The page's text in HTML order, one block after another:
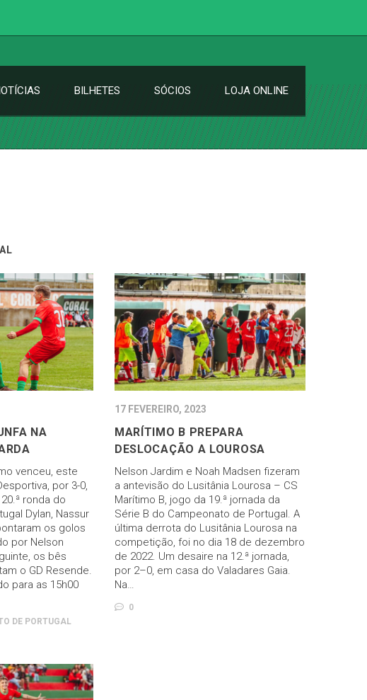
BILHETES SÓCIOS LOJA ONLINE
NA
venceu, este
por 3-0,
ronda do
Dylan, Nassur
os golos
por Nelson
os bês
o GD Resende.
para as 15h00
DE PORTUGAL
17 FEVEREIRO, 2023
MARÍTIMO B PREPARA
DESLOCAÇÃO A LOUROSA
Nelson Jardim e Noah Madsen fizeram
a antevisão do Lusitânia Lourosa – CS
Marítimo B, jogo da 19.ª jornada da
Série B do Campeonato de Portugal. A
última derrota do Lusitânia Lourosa na
competição, foi no dia 18 de dezembro
de 2022. Um desaire na 12.ª jornada,
por 2–0, em casa do Valadares Gaia.
Na…
0